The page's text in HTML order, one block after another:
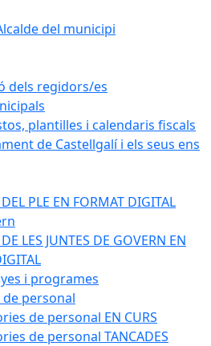
del municipi
dels regidors/es
plantilles i calendaris fiscals
de Castellgalí i els seus ens
PLE EN FORMAT DIGITAL
LES JUNTES DE GOVERN EN
i programes
personal
de personal EN CURS
de personal TANCADES